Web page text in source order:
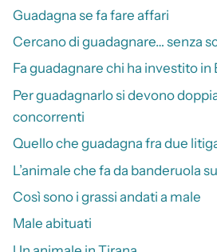
Guadagna se fa fare affari
Cercano di guadagnare… senza
Fa guadagnare chi ha investito in
Per guadagnarlo si devono
concorrenti
Quello che guadagna fra due
L’animale che fa da banderuola
Così sono i grassi andati a male
Male abituati